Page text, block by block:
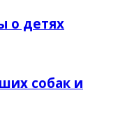
о детях
собак и